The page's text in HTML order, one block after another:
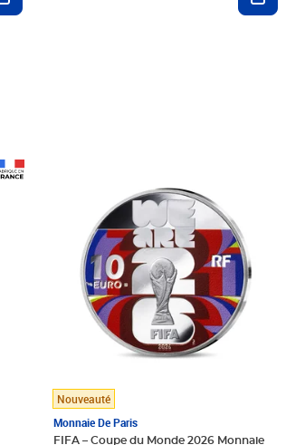
Nouveauté
Monnaie De Paris
FIFA – Coupe du Monde 2026 Monnaie